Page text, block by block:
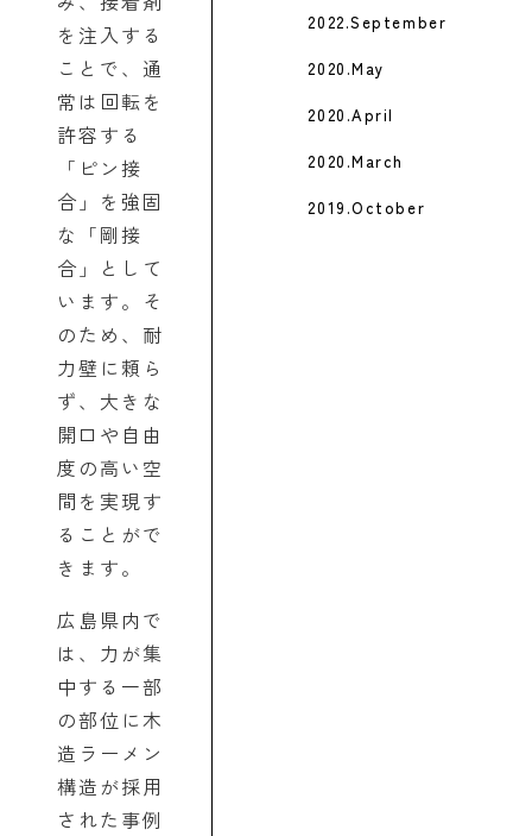
を注入する
ことで、通
常は回転を
許容する
「ピン接
合」を強固
な「剛接
合」として
います。そ
のため、耐
力壁に頼ら
ず、大きな
開口や自由
度の高い空
間を実現す
ることがで
きます。
広島県内で
は、力が集
中する一部
の部位に木
造ラーメン
構造が採用
された事例
2022.September
2020.May
2020.April
2020.March
2019.October